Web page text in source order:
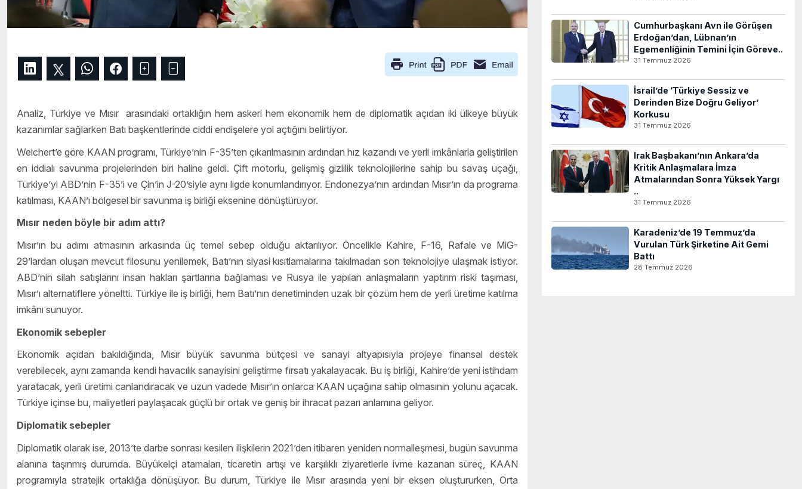
Analiz, Türkiye ve Mısır arasındaki ortaklığın hem askeri hem ekonomik hem de diplomatik açıdan iki ülkeye büyük
kazanımlar sağlarken Batı başkentlerinde ciddi endişelere yol açtığını belirtiyor.
Weichert’e göre KAAN programı, Türkiye’nin F-35’ten çıkarılmasının ardından hız kazandı ve yerli imkânlarla geliştirilen
en iddialı savunma projelerinden biri haline geldi. Çift motorlu, gelişmiş gizlilik teknolojilerine sahip bu savaş uçağı,
Türkiye’yi ABD’nin F-35’i ve Çin’in J-20’siyle aynı ligde konumlandırıyor. Endonezya’nın ardından Mısır’ın da programa
katılması, KAAN’ı bölgesel bir savunma iş birliği eksenine dönüştürüyor.
Mısır neden böyle bir adım attı?
Mısır’ın bu adımı atmasının arkasında üç temel sebep olduğu aktarılıyor. Öncelikle Kahire, F-16, Rafale ve MiG-
29’lardan oluşan mevcut filosunu yenilemek, Batı’nın siyasi kısıtlamalarına takılmadan son teknolojiye ulaşmak istiyor.
ABD’nin silah satışlarını insan hakları şartlarına bağlaması ve Rusya ile yapılan anlaşmaların yaptırım riski taşıması,
Mısır’ı alternatiflere yöneltti. Türkiye ile iş birliği, hem Batı’nın denetiminden uzak bir çözüm hem de yerli üretime katılma
imkânı sunuyor.
Ekonomik sebepler
Ekonomik açıdan bakıldığında, Mısır büyük savunma bütçesi ve sanayi altyapısıyla projeye finansal destek
verebilecek, aynı zamanda kendi havacılık sanayisini geliştirme fırsatı yakalayacak. Bu iş birliği, Kahire’de yeni istihdam
yaratacak, yerli üretimi canlandıracak ve uzun vadede Mısır’ın onlarca KAAN uçağına sahip olmasının yolunu açacak.
Türkiye içinse bu, maliyetleri paylaşacak güçlü bir ortak ve geniş bir ihracat pazarı anlamına geliyor.
Diplomatik sebepler
Diplomatik olarak ise, 2013’te darbe sonrası kesilen ilişkilerin 2021’den itibaren yeniden normalleşmesi, bugün savunma
alanına taşınmış durumda. Büyükelçi atamaları, ticaretin artışı ve karşılıklı ziyaretlerle ivme kazanan süreç, KAAN
programıyla stratejik ortaklığa dönüşüyor. Bu durum, Türkiye ile Mısır arasında yeni bir eksen oluştururken, Orta
Cumhurbaşkanı Avn ile Görüşen
Erdoğan’dan, Lübnan’ın
Egemenliğinin Temini İçin Göreve..
31 Temmuz 2026
İsrail’de ‘Türkiye Sessiz ve
Derinden Bize Doğru Geliyor’
Korkusu
31 Temmuz 2026
Irak Başbakanı’nın Ankara’da
Kritik Anlaşmalara İmza
Atmalarından Sonra Yüksek Yargı
..
31 Temmuz 2026
Karadeniz’de 19 Temmuz’da
Vurulan Türk Şirketine Ait Gemi
Battı
28 Temmuz 2026